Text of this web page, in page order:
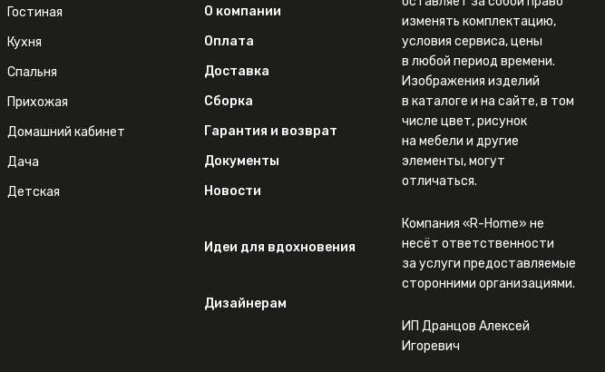
Гостиная
Кухня
Спальня
Прихожая
Домашний кабинет
Дача
Детская
О компании
Оплата
Доставка
Сборка
Гарантия и возврат
Документы
Новости
Идеи для вдохновения
Дизайнерам
изменять комплектацию,
условия сервиса, цены
в любой период времени.
Изображения изделий
в каталоге и на сайте, в том
числе цвет, рисунок
на мебели и другие
элементы, могут
отличаться.
Компания «R-Home» не
несёт ответственности
за услуги предоставляемые
сторонними организациями.
ИП Дранцов Алексей
Игоревич